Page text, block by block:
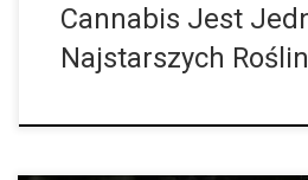
Cannabis Jest
Najstarszych